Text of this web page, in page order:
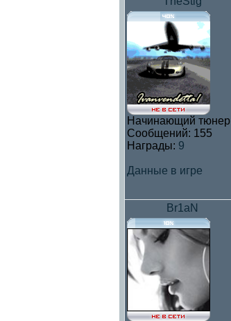
Начинающий тюнер
Сообщений: 155
Награды: 9
Данные в игре
Br1aN